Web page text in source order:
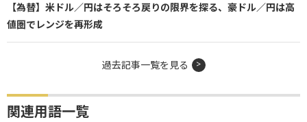
【為替】米ドル／円はそろそろ戻りの限界を探る、豪ドル／円は高
値圏でレンジを再形成
過去記事一覧を見る
関連用語一覧